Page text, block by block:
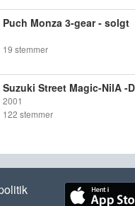
Puch Monza 3-gear - solgt
19 stemmer
Suzuki Street Magic-NilA -
2001
122 stemmer